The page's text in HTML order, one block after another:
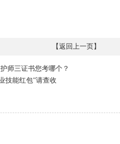
【返回上一页 】
师三证书您考哪个？
技能红包”请查收